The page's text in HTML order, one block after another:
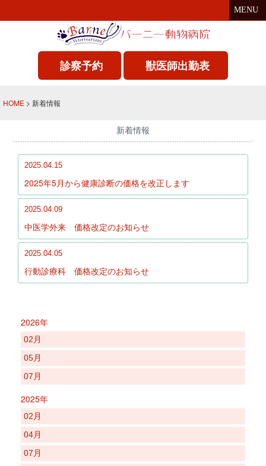
診察予約 獣医師出勤表
MENU
HOME > 新着情報
新着情報
2025.04.15
2025年5月から健康診断の価格を改正します
2025.04.09
中医学外来 価格改定のお知らせ
2025.04.05
行動診療科 価格改定のお知らせ
2026年
02月
05月
07月
2025年
02月
04月
07月